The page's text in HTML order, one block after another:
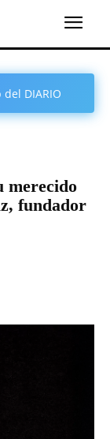
DIARIO
merecido
fundador